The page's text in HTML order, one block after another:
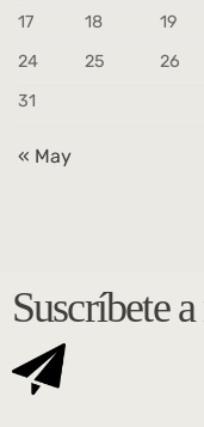
17
18 19
24
25 26
31
« May
Suscríbete